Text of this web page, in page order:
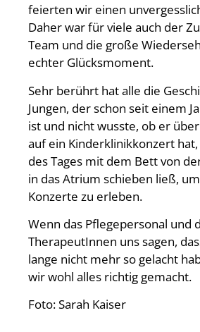
feierten wir einen
Daher war für viele auch der
Team und die große
echter Glücksmoment.
Sehr berührt hat alle die
Jungen, der schon seit einem
ist und nicht wusste, ob er
auf ein Kinderklinikkonzert hat,
des Tages mit dem Bett von
in das Atrium schieben ließ,
Konzerte zu erleben.
Wenn das Pflegepersonal und
TherapeutInnen uns sagen,
lange nicht mehr so gelacht
wir wohl alles richtig gemacht.
Foto: Sarah Kaiser